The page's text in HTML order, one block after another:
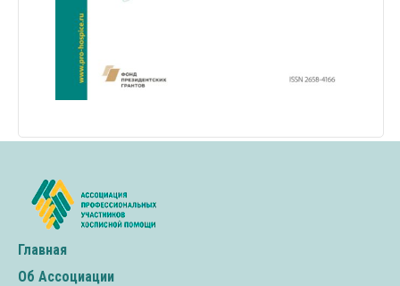
Главная
Об Ассоциации